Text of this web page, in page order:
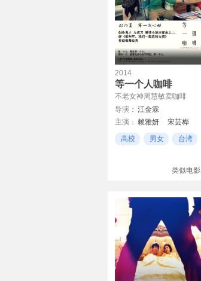
2014
等一个人咖啡
不老女神周慧敏卖咖啡
导演： 江金霖
主演： 赖雅妍
宋芸桦
布鲁斯
张立昂
蓝心湄
高校 男女 台湾
类似电影